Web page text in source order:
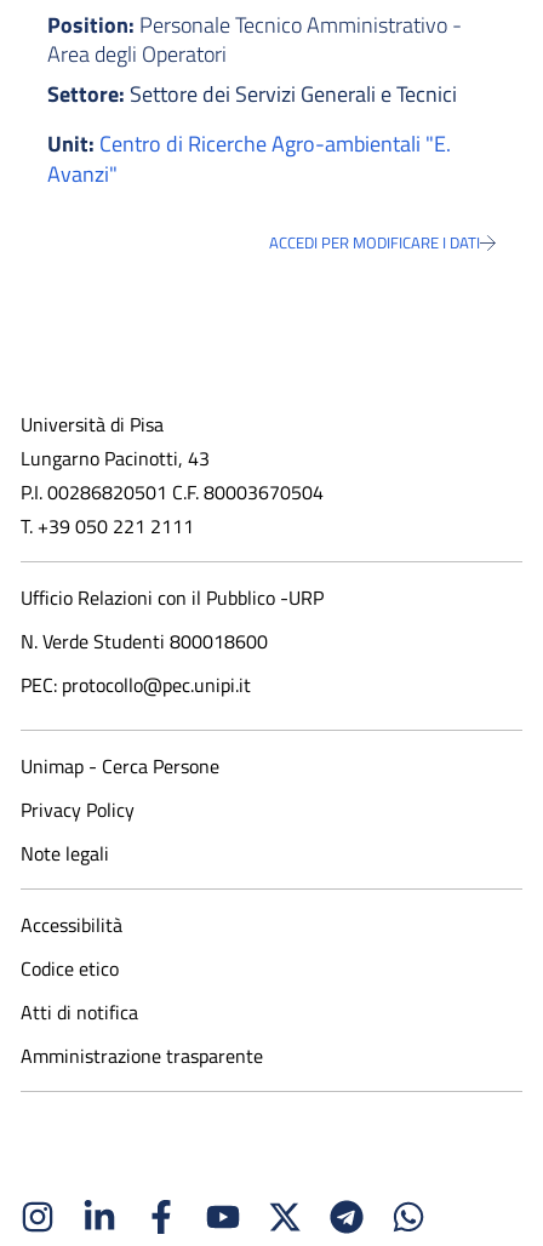
Position: Personale Tecnico Amministrativo -
Area degli Operatori
Settore: Settore dei Servizi Generali e Tecnici
Unit: Centro di Ricerche Agro-ambientali "E.
Avanzi"
ACCEDI PER MODIFICARE I DATI
Università di Pisa
Lungarno Pacinotti, 43
P.I. 00286820501 C.F. 80003670504
T. +39 050 221 2111
Ufficio Relazioni con il Pubblico -URP
N. Verde Studenti 800018600​
PEC: protocollo@pec.unipi.it
Unimap - Cerca Persone
Privacy Policy
Note legali
Accessibilità
Codice etico
Atti di notifica
Amministrazione trasparente